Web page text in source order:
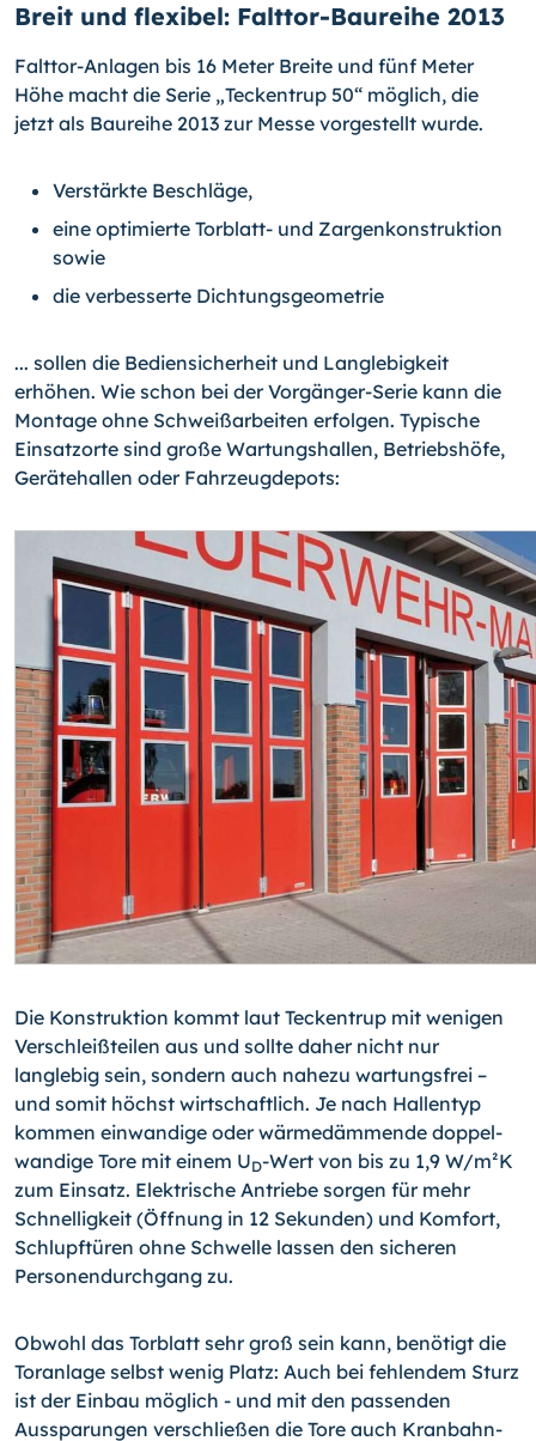
Breit und flexibel: Falttor-Baureihe 2013
Falttor-Anlagen bis 16 Meter Breite und fünf Meter
Höhe macht die Serie „Teckentrup 50“ möglich, die
jetzt als Baureihe 2013 zur Messe vorgestellt wurde.
Verstärkte Beschläge,
eine optimierte Torblatt- und Zargenkonstruktion
sowie
die verbesserte Dichtungsgeometrie
... sollen die Bediensicherheit und Langlebigkeit
erhöhen. Wie schon bei der Vorgän­ger-Serie kann die
Montage ohne Schweißarbeiten erfolgen. Typische
Einsatzorte sind große Wartungshallen, Betriebshöfe,
Gerätehallen oder Fahrzeugdepots:
Die Konstruktion kommt laut Teckentrup mit wenigen
Verschleißteilen aus und sollte daher nicht nur
langlebig sein, sondern auch nahezu wartungsfrei –
und somit höchst wirtschaftlich. Je nach Hallentyp
kommen einwandige oder wärmedämmende doppel­
wandige Tore mit einem UD-Wert von bis zu 1,9 W/m²K
zum Einsatz. Elektrische An­triebe sorgen für mehr
Schnelligkeit (Öffnung in 12 Sekunden) und Komfort,
Schlupf­türen ohne Schwelle lassen den sicheren
Personendurchgang zu.
Obwohl das Torblatt sehr groß sein kann, benötigt die
Toranlage selbst wenig Platz: Auch bei fehlendem Sturz
ist der Einbau möglich - und mit den passenden
Aussparun­gen verschließen die Tore auch Kranbahn-